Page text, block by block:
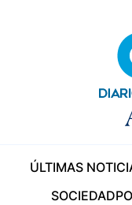
ÚLTIMAS
SOCIEDAD